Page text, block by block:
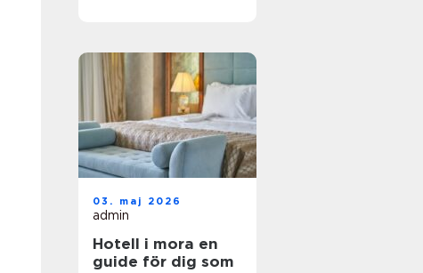
03. maj 2026
admin
Hotell i mora en
guide för dig som